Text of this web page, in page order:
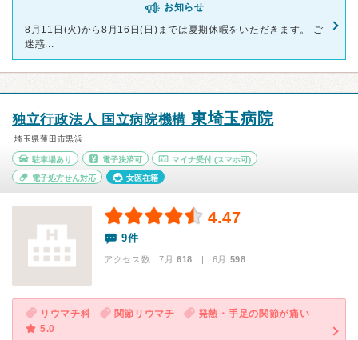
お知らせ
8月11日(火)から8月16日(日)までは夏期休暇をいただきます。 ご
迷惑...
独立行政法人 国立病院機構 東埼玉病院
埼玉県蓮田市黒浜
駐車場あり 電子決済可 マイナ受付 (スマホ可)
電子処方せん対応 女医在籍
4.47
9件
アクセス数 7月:618 | 6月:598
リウマチ科 関節リウマチ
発熱・手足の関節が痛い
5.0